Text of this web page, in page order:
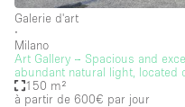
Galerie d'art
∙
Milano
Art Gallery – Spacious and
abundant natural light, located
150 m²
à partir de 600€ par jour